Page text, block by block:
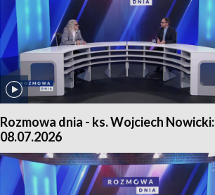
Rozmowa dnia - ks. Wojciech Nowicki:
08.07.2026